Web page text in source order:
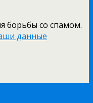
борьбы со спамом.
данные